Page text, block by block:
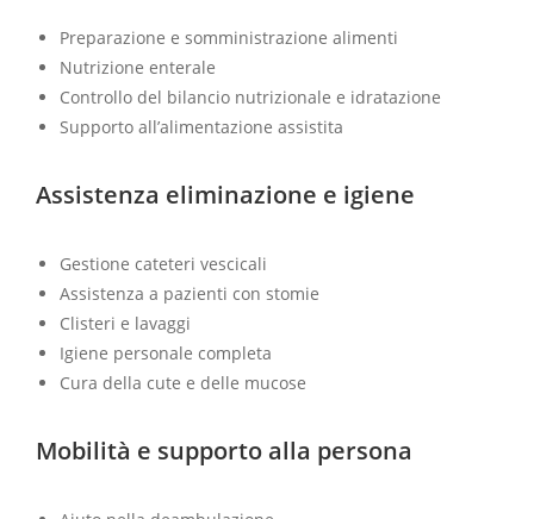
Preparazione e somministrazione alimenti
Nutrizione enterale
Controllo del bilancio nutrizionale e idratazione
Supporto all’alimentazione assistita
Assistenza eliminazione e igiene
Gestione cateteri vescicali
Assistenza a pazienti con stomie
Clisteri e lavaggi
Igiene personale completa
Cura della cute e delle mucose
Mobilità e supporto alla persona